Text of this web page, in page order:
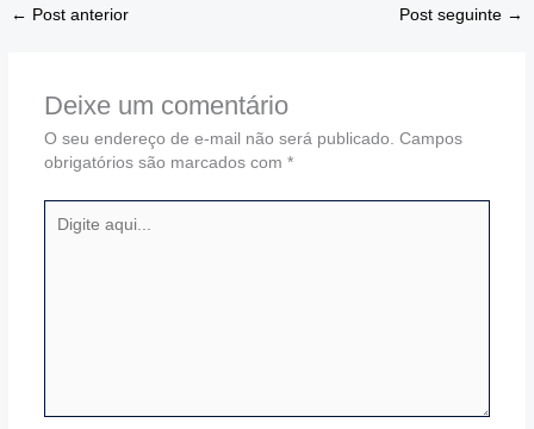
← Post anterior Post seguinte →
Deixe um comentário
O seu endereço de e-mail não será publicado. Campos
obrigatórios são marcados com *
aqui...